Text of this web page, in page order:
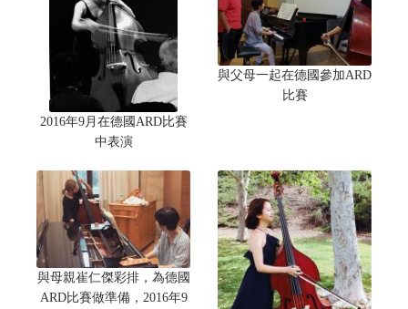
2016年9月在德國ARD比賽
中表演
與父母一起在德國參加ARD
比賽
與母親崔仁傑彩排，為德國
ARD比賽做準備，2016年9